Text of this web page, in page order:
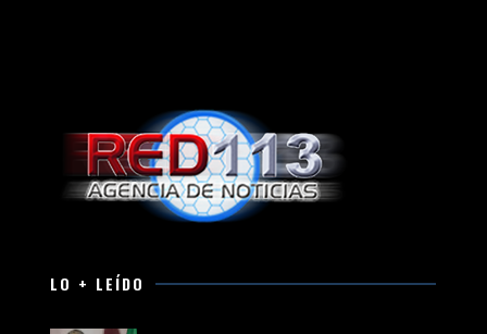
LO + LEÍDO